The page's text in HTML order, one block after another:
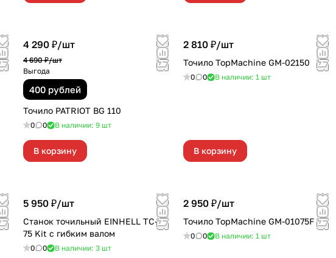
4 290 ₽/шт
4 690 ₽/шт
Выгода
400 рублей
Точило PATRIOT BG 110
0 0 В наличии: 9 шт
В корзину
2 810 ₽/шт
Точило TopMachine GM-02150
0 0 В наличии: 1 шт
В корзину
5 950 ₽/шт
Станок точильный EINHELL TC-XG
75 Kit с гибким валом
0 0 В наличии: 3 шт
2 950 ₽/шт
Точило TopMachine GM-01075F
0 0 В наличии: 1 шт